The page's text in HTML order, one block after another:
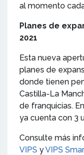
al momento cada
Planes de
2021
Esta nueva
planes de
donde tienen
Castilla-La
de franquicias.
ya cuenta con 3
Consulte más
VIPS yVIPS